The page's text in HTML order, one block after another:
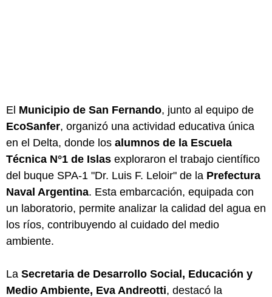
El Municipio de San Fernando, junto al equipo de
EcoSanfer, organizó una actividad educativa única
en el Delta, donde los alumnos de la Escuela
Técnica N°1 de Islas exploraron el trabajo científico
del buque SPA-1 "Dr. Luis F. Leloir" de la Prefectura
Naval Argentina. Esta embarcación, equipada con
un laboratorio, permite analizar la calidad del agua en
los ríos, contribuyendo al cuidado del medio
ambiente.
La Secretaria de Desarrollo Social, Educación y
Medio Ambiente, Eva Andreotti, destacó la